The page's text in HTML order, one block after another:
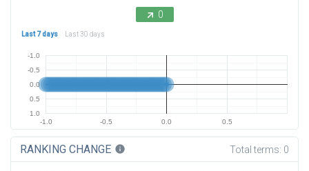
0
Last 7 days Last 30 days
-1.0 -0.5 0.0 0.5
-1.0
-0.5
0.0
0.5
1.0
RANKING CHANGE info Total terms: 0